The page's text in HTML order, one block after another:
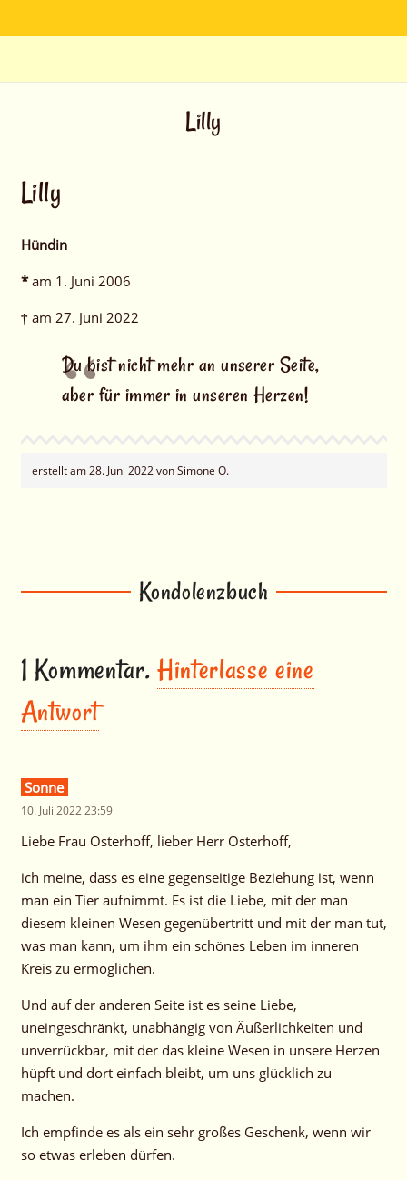
Lilly
Lilly
Hündin
*am 1. Juni 2006
†am 27. Juni 2022
Du bist nicht mehr an unserer Seite,
aber für immer in unseren Herzen!
erstellt am 28. Juni 2022 von Simone O.
Kondolenzbuch
1 Kommentar.Hinterlasse eine
Antwort
Sonne
10. Juli 2022 23:59
Liebe Frau Osterhoff, lieber Herr Osterhoff,
ich meine, dass es eine gegenseitige Beziehung ist, wenn
man ein Tier aufnimmt. Es ist die Liebe, mit der man
diesem kleinen Wesen gegenübertritt und mit der man tut,
was man kann, um ihm ein schönes Leben im inneren
Kreis zu ermöglichen.
Und auf der anderen Seite ist es seine Liebe,
uneingeschränkt, unabhängig von Äußerlichkeiten und
unverrückbar, mit der das kleine Wesen in unsere Herzen
hüpft und dort einfach bleibt, um uns glücklich zu
machen.
Ich empfinde es als ein sehr großes Geschenk, wenn wir
so etwas erleben dürfen.